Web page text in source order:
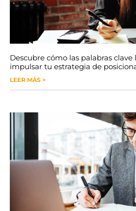
Descubre cómo las palabras
impulsar tu estrategia de
LEER MÁS >